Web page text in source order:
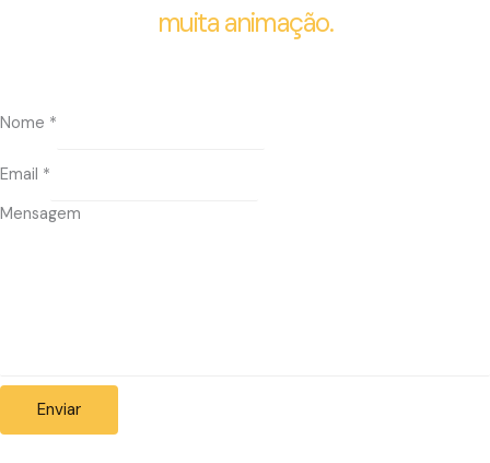
muita animação.
Nome *
Email *
Mensagem
Enviar